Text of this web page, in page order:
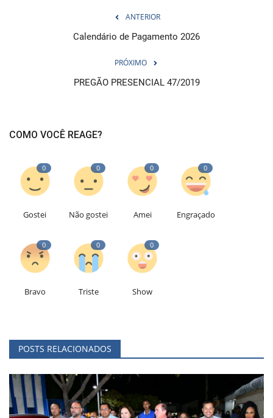
ANTERIOR
Calendário de Pagamento 2026
PRÓXIMO
PREGÃO PRESENCIAL 47/2019
COMO VOCÊ REAGE?
0
Gostei
0
Não gostei
0
Amei
0
Engraçado
0
Bravo
0
Triste
0
Show
POSTS RELACIONADOS